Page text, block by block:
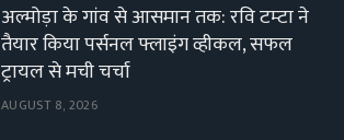
अल्मोड़ा के गांव से आसमान तक: रवि टम्टा ने
तैयार किया पर्सनल फ्लाइंग व्हीकल, सफल
ट्रायल से मची चर्चा
AUGUST 8, 2026